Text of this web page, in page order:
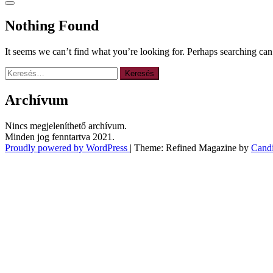
Nothing Found
It seems we can’t find what you’re looking for. Perhaps searching
Keresés:
Archívum
Nincs megjeleníthető archívum.
Minden jog fenntartva 2021.
Proudly powered by WordPress | Theme: Refined Magazine by